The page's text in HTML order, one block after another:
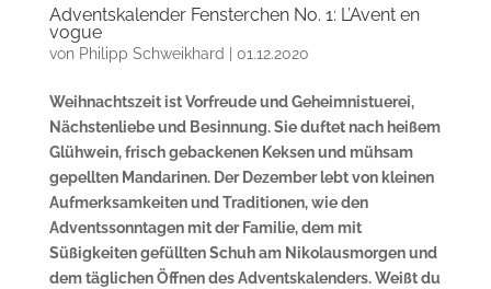
Adventskalender Fensterchen No. 1: L’Avent en
vogue
von Philipp Schweikhard 01.12.2020
Weihnachtszeit ist Vorfreude und Geheimnistuerei,
Nächstenliebe und Besinnung. Sie duftet nach heißem
Glühwein, frisch gebackenen Keksen und mühsam
gepellten Mandarinen. Der Dezember lebt von kleinen
Aufmerksamkeiten und Traditionen, wie den
Adventssonntagen mit der Familie, dem mit
Süßigkeiten gefüllten Schuh am Nikolausmorgen und
dem täglichen Öffnen des Adventskalenders. Weißt du